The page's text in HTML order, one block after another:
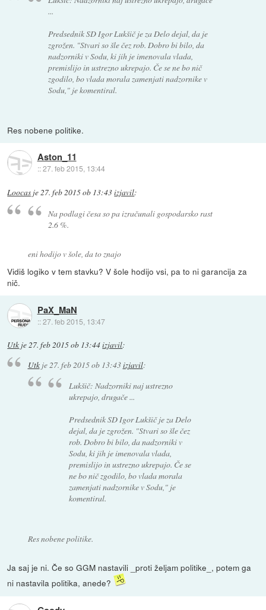
...
Predsednik SD Igor Lukšič je za Delo dejal, da je
zgrožen. "Stvari so šle čez rob. Dobro bi bilo, da
nadzorniki v Sodu, ki jih je imenovala vlada,
premislijo in ustrezno ukrepajo. Če se ne bo nič
zgodilo, bo vlada morala zamenjati nadzornike v
Sodu," je komentiral.
Res nobene politike.
Aston_11
::27. feb 2015, 13:44
Loocas je27. feb 2015 ob 13:43izjavil:
Na podlagi česa so pa izračunali gospodarsko rast
2.6 %.
eni hodijo v šole, da to znajo
Vidiš logiko v tem stavku? V šole hodijo vsi, pa to ni garancija za
nič.
PaX_MaN
::27. feb 2015, 13:47
Utk je27. feb 2015 ob 13:44izjavil:
Utkje 27. feb 2015 ob 13:43izjavil:
Lukšič: Nadzorniki naj ustrezno
ukrepajo, drugače ...
Predsednik SD Igor Lukšič je za Delo
dejal, da je zgrožen. "Stvari so šle čez
rob. Dobro bi bilo, da nadzorniki v
Sodu, ki jih je imenovala vlada,
premislijo in ustrezno ukrepajo. Če se
ne bo nič zgodilo, bo vlada morala
zamenjati nadzornike v Sodu," je
komentiral.
Res nobene politike.
Ja saj je ni. Če so GGM nastavili _proti željam politike_, potem ga
ni nastavila politika, anede?